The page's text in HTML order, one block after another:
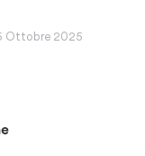
Ottobre 2025